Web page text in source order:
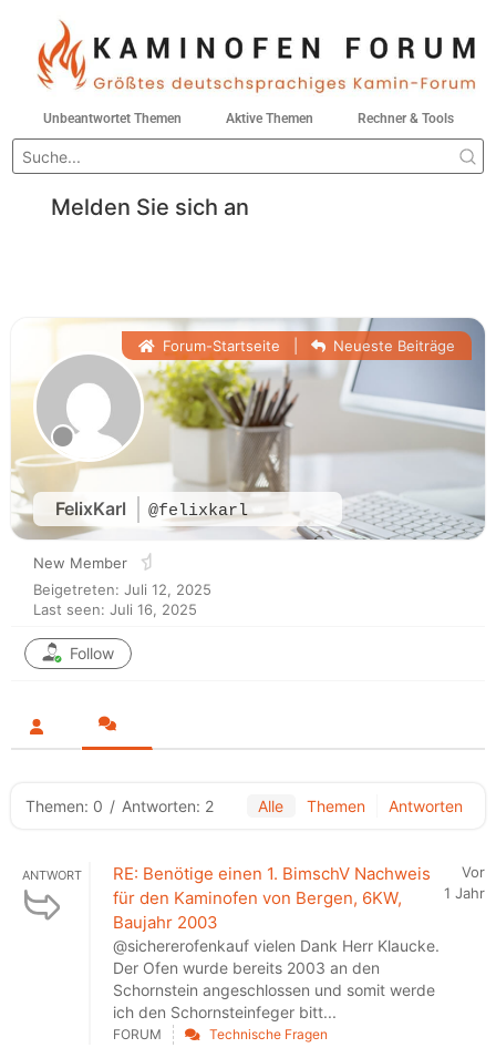
Unbeantwortet Themen Aktive Themen Rechner & Tools
Melden Sie sich an
FelixKarl @felixkarl
Forum-Startseite Neueste Beiträge
New Member
Beigetreten: Juli 12, 2025
Last seen: Juli 16, 2025
Follow
Themen: 0 / Antworten: 2 Alle Themen Antworten
ANTWORT
RE: Benötige einen 1. BimschV Nachweis
für den Kaminofen von Bergen, 6KW,
Baujahr 2003
@sichererofenkauf vielen Dank Herr Klaucke.
Der Ofen wurde bereits 2003 an den
Schornstein angeschlossen und somit werde
ich den Schornsteinfeger bitt...
Vor
1 Jahr
FORUM Technische Fragen